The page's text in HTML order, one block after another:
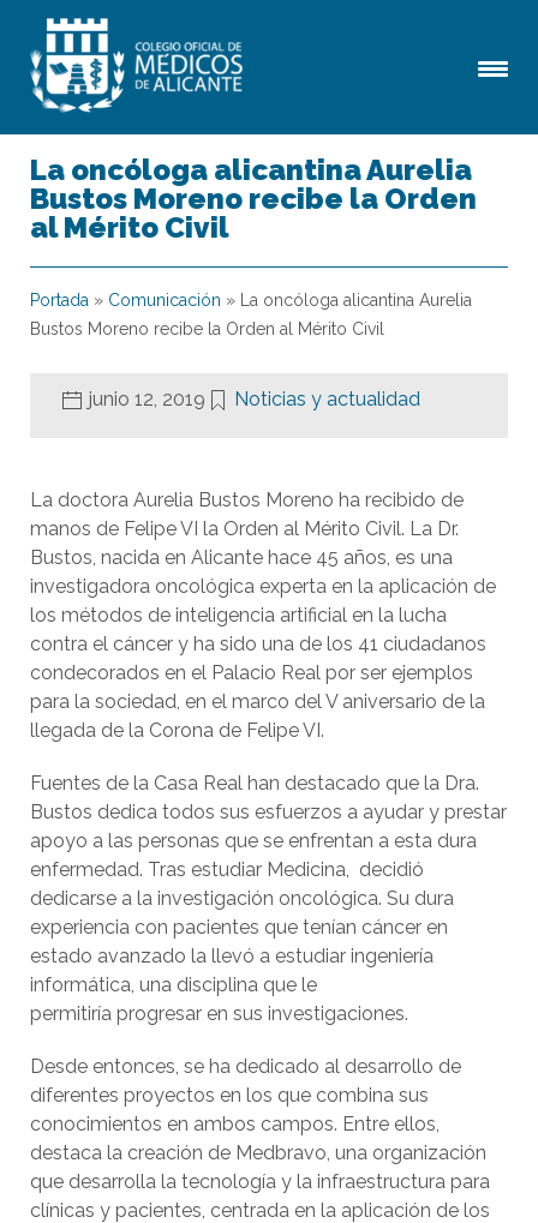
La oncóloga alicantina Aurelia
Bustos Moreno recibe la Orden
al Mérito Civil
Portada » Comunicación »
La oncóloga alicantina Aurelia
Bustos Moreno recibe la Orden al Mérito Civil
junio 12, 2019 Noticias y actualidad
La doctora Aurelia Bustos Moreno ha recibido de
manos de Felipe VI la Orden al Mérito Civil. La Dr.
Bustos, nacida en Alicante hace 45 años, es una
investigadora oncológica experta en la aplicación de
los métodos de inteligencia artificial en la lucha
contra el cáncer y ha sido una de los 41 ciudadanos
condecorados en el Palacio Real por ser ejemplos
para la sociedad, en el marco del V aniversario de la
llegada de la Corona de Felipe VI.
Fuentes de la Casa Real han destacado que la Dra.
Bustos dedica todos sus esfuerzos a ayudar y prestar
apoyo a las personas que se enfrentan a esta dura
enfermedad. Tras estudiar Medicina, decidió
dedicarse a la investigación oncológica. Su dura
experiencia con pacientes que tenían cáncer en
estado avanzado la llevó a estudiar ingeniería
informática, una disciplina que le
permitiría progresar en sus investigaciones.
Desde entonces, se ha dedicado al desarrollo de
diferentes proyectos en los que combina sus
conocimientos en ambos campos. Entre ellos,
destaca la creación de Medbravo, una organización
que desarrolla la tecnología y la infraestructura para
clínicas y pacientes, centrada en la aplicación de los